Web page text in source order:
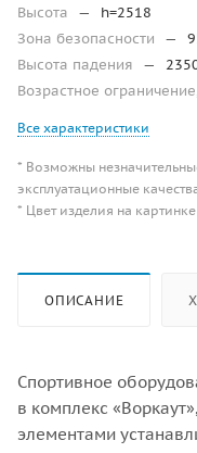
Высота
—
h=2518
Зона безопасности
—
Высота падения
—
Возрастное
Все характеристики
* Возможны
эксплуатационные
* Цвет изделия на
ОПИСАНИЕ
Спортивное
в комплекс
элементами